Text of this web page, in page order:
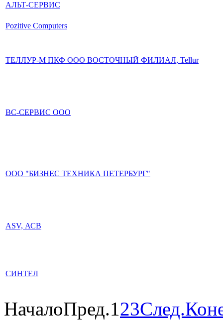
АЛЬТ-СЕРВИС
Pozitive Computers
ТЕЛЛУР-М ПКФ ООО ВОСТОЧНЫЙ ФИЛИАЛ, Tellur
ВС-СЕРВИС ООО
ООО "БИЗНЕС ТЕХНИКА ПЕТЕРБУРГ"
ASV, АСВ
СИНТЕЛ
НачалоПред.123След.